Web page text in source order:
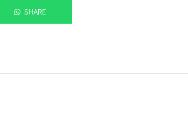
SHARE